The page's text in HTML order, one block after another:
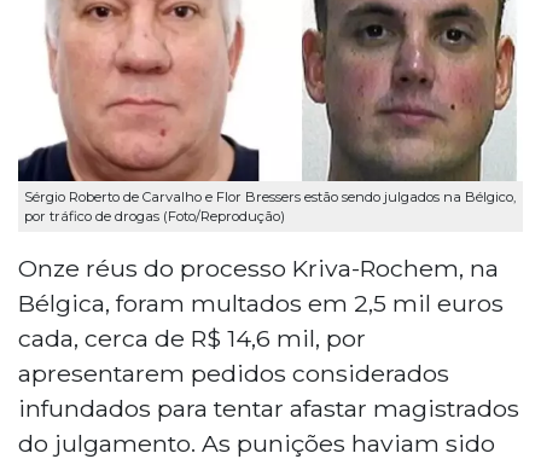
Sérgio Roberto de Carvalho e Flor Bressers estão sendo julgados na Bélgico,
por tráfico de drogas (Foto/Reprodução)
Onze réus do processo Kriva-Rochem, na
Bélgica, foram multados em 2,5 mil euros
cada, cerca de R$ 14,6 mil, por
apresentarem pedidos considerados
infundados para tentar afastar magistrados
do julgamento. As punições haviam sido